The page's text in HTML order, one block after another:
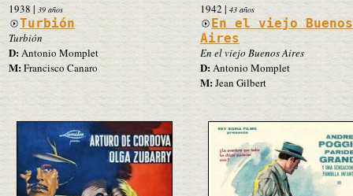
1938 | 39 años
Turbión
Turbión
D:Antonio Momplet
M:Francisco Canaro
1942 | 43 años
En el viejo Buenos
Aires
En el viejo Buenos Aires
D:Antonio Momplet
M:Jean Gilbert